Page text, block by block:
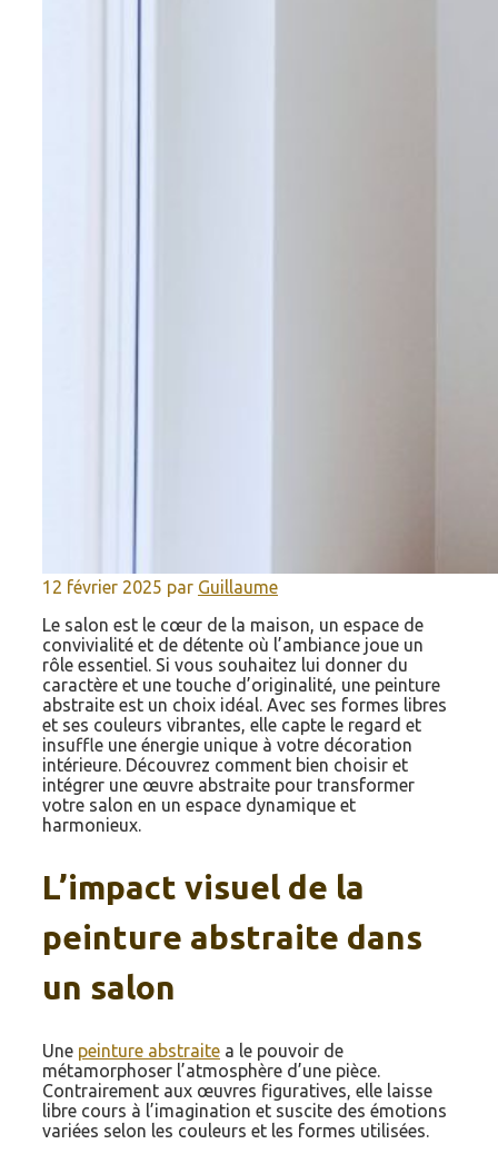
12 février 2025 par Guillaume
Le salon est le cœur de la maison, un espace de
convivialité et de détente où l’ambiance joue un
rôle essentiel. Si vous souhaitez lui donner du
caractère et une touche d’originalité, une peinture
abstraite est un choix idéal. Avec ses formes libres
et ses couleurs vibrantes, elle capte le regard et
insuffle une énergie unique à votre décoration
intérieure. Découvrez comment bien choisir et
intégrer une œuvre abstraite pour transformer
votre salon en un espace dynamique et
harmonieux.
L’impact visuel de la
peinture abstraite dans
un salon
Une peinture abstraite a le pouvoir de
métamorphoser l’atmosphère d’une pièce.
Contrairement aux œuvres figuratives, elle laisse
libre cours à l’imagination et suscite des émotions
variées selon les couleurs et les formes utilisées.